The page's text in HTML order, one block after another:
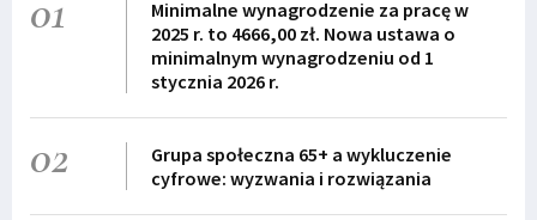
01
Minimalne wynagrodzenie za pracę w
2025 r. to 4666,00 zł. Nowa ustawa o
minimalnym wynagrodzeniu od 1
stycznia 2026 r.
02
Grupa społeczna 65+ a wykluczenie
cyfrowe: wyzwania i rozwiązania